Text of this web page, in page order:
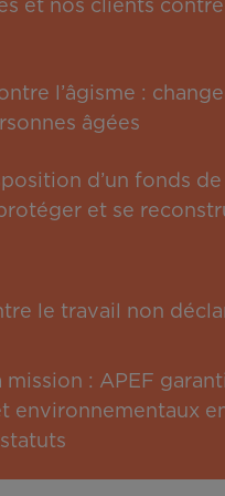
et nos clients
l’âgisme :
âgées
d’un fonds
et se
le travail non
mission : APEF
environnementaux